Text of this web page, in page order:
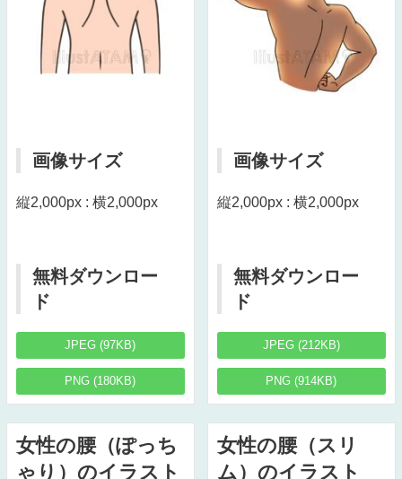
画像サイズ
縦2,000px : 横2,000px
無料ダウンロー
ド
JPEG (97KB)
PNG (180KB)
画像サイズ
縦2,000px : 横2,000px
無料ダウンロー
ド
JPEG (212KB)
PNG (914KB)
女性の腰（ぽっち
ゃり）のイラスト
女性の腰（スリ
ム）のイラスト